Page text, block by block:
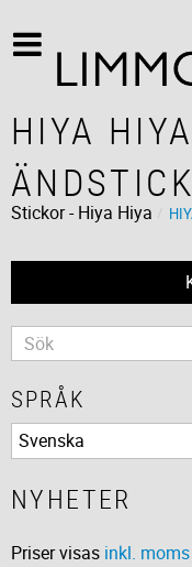
HIYA
Stickor - Hiya Hiya
SPRÅK
NYHETER
Priser visas inkl. moms